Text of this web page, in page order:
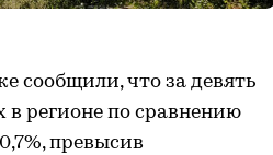
сообщили, что за девять
в регионе по сравнению
превысив